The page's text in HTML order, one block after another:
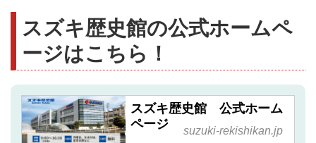
スズキ歴史館の公式ホームペ
ージはこちら！
スズキ歴史館 公式ホーム
ページ
suzuki-rekishikan.jp